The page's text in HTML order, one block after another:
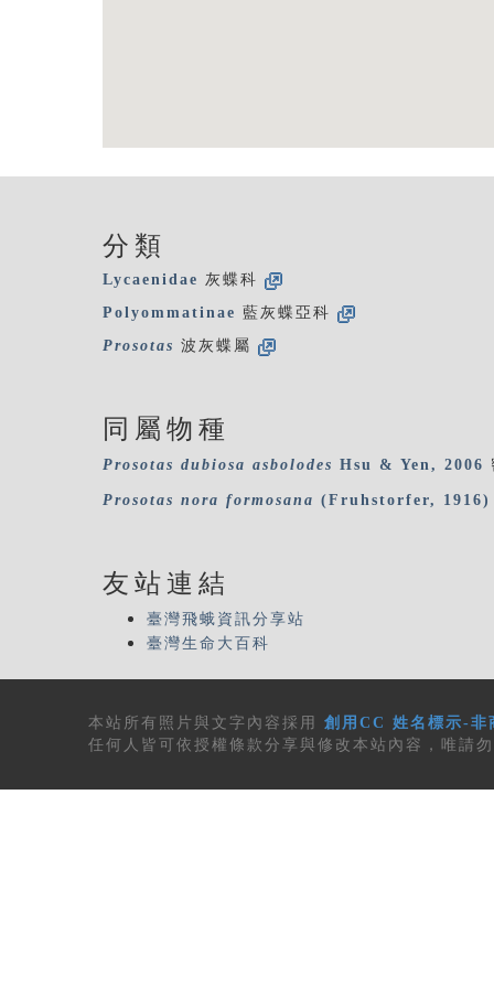
分類
Lycaenidae 灰蝶科
Polyommatinae 藍灰蝶亞科
Prosotas 波灰蝶屬
同屬物種
Prosotas dubiosa asbolodes Hsu & Yen, 2006
Prosotas nora formosana (Fruhstorfer, 1916)
友站連結
臺灣飛蛾資訊分享站
臺灣生命大百科
本站所有 照片與文字內容 採用 創用CC 姓名標示-
任何人皆可依授權條款分享與修改本站內容，唯請